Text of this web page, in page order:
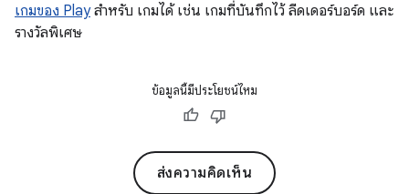
เกมของ Playสำหรับ เกมได้ เช่น เกมที่บันทึกไว้ ลีดเดอร์บอร์ด และ
รางวัลพิเศษ
ข้อมูลนี้มีประโยชน์ไหม
ส่งความคิดเห็น